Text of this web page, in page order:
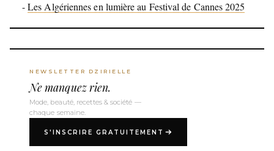
-Les Algériennes en lumière au Festival de Cannes 2025
NEWSLETTER DZIRIELLE
Ne manquez rien.
Mode, beauté, recettes & société —
chaque semaine.
S'INSCRIRE GRATUITEMENT